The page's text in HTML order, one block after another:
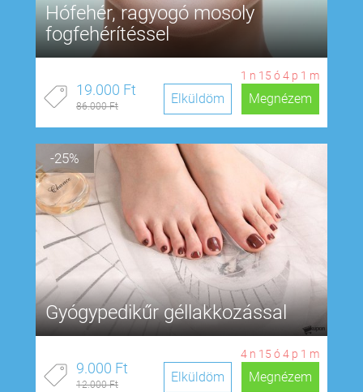
Hófehér, ragyogó mosoly
fogfehérítéssel
1 n 15 ó4 p 0 m
19.000 Ft
86.000 Ft Megnézem
Elküldöm
-25%
Gyógypedikűr géllakkozással
4 n 15 ó4 p 0 m
9.000 Ft
12.000 Ft Megnézem
Elküldöm